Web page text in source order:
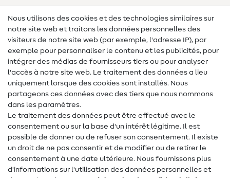
Lexique de couture
Tutos de couture
Aide & contact
Contact
Changement de propriétaire
FAQ
Droit de rétractation
Populaire
Nous utilisons des cookies et des technologies similaires sur
notre site web et traitons les données personnelles des
visiteurs de notre site web (par exemple, l'adresse IP), par
exemple pour personnaliser le contenu et les publicités, pour
intégrer des médias de fournisseurs tiers ou pour analyser
l'accès à notre site web. Le traitement des données a lieu
uniquement lorsque des cookies sont installés. Nous
partageons ces données avec des tiers que nous nommons
dans les paramètres.
Le traitement des données peut être effectué avec le
consentement ou sur la base d'un intérêt légitime. Il est
possible de donner ou de refuser son consentement. Il existe
un droit de ne pas consentir et de modifier ou de retirer le
consentement à une date ultérieure. Nous fournissons plus
d'informations sur l'utilisation des données personnelles et